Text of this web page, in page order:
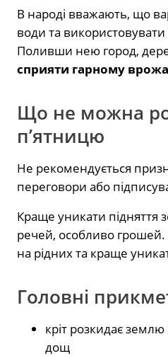
В народі вважають, що
води та використовувати
Поливши нею город,
сприяти гарному
Що не можна
п’ятницю
Не рекомендується
переговори або
Краще уникати підняття
речей, особливо
на рідних та краще
Головні
кріт розкидає
дощ